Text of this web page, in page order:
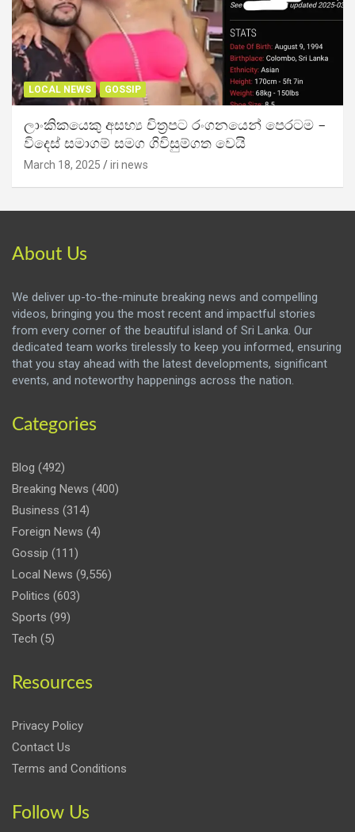
LOCAL NEWS GOSSIP
ලාංකිකයෙකු අසභ්‍ය චිත්‍රපට රංගනයෙන් පෙරටම –
විදෙස් සමාගම් සමග ගිවිසුම්ගත වෙයි
March 18, 2025 iri news
About Us
We deliver up-to-the-minute breaking news and compelling
videos, bringing you the most recent and impactful stories
from every corner of the beautiful island of Sri Lanka. Our
dedicated team works tirelessly to keep you informed, ensuring
that you stay ahead with the latest developments, significant
events, and noteworthy happenings across the nation.
Categories
Blog (492)
Breaking News (400)
Business (314)
Foreign News (4)
Gossip (111)
Local News (9,556)
Politics (603)
Sports (99)
Tech (5)
Resources
Privacy Policy
Contact Us
Terms and Conditions
Follow Us